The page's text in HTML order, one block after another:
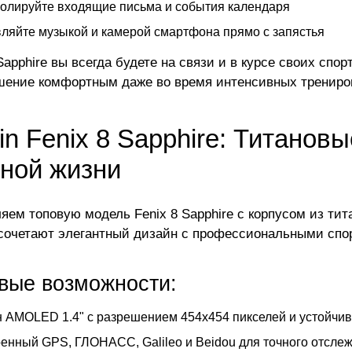
входящие письма и события календаря
музыкой и камерой смартфона прямо с запястья
вы всегда будете на связи и в курсе своих
комфортным даже во время интенсивных
Fenix 8 Sapphire:
жизни
топовую модель Fenix 8 Sapphire с корпусом из
элегантный дизайн с профессиональными
возможности:
AMOLED 1.4" с разрешением 454x454 пикселей и
GPS, ГЛОНАСС, Galileo и Beidou для точного